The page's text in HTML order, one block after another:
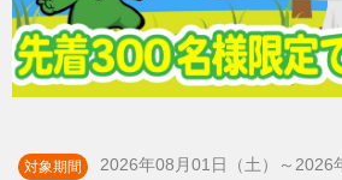
対象期間 2026年08月01日（土）～2026